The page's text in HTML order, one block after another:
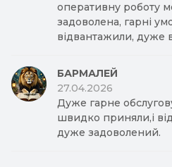
оперативну роботу
задоволена, гарні
відвантажили, дуже
БАРМАЛЕЙ
27.04.2026
Дуже гарне
швидко приняли,і
дуже задоволений.